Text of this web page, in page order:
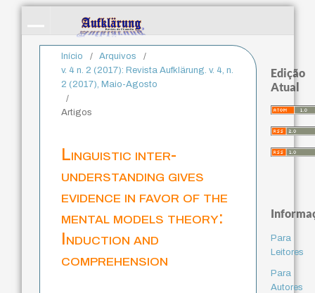
Início / Arquivos
/
v. 4 n. 2 (2017): Revista Aufklärung. v. 4, n.
2 (2017), Maio-Agosto
/
Artigos
Linguistic inter-
understanding gives
evidence in favor of the
mental models theory:
Induction and
comprehension
Edição
Atual
Para
Leitores
Para
Autores